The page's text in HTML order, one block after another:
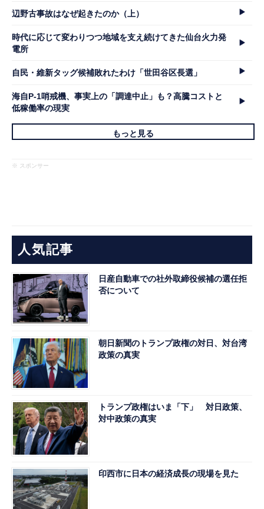
辺野古事故はなぜ起きたのか（上）
時代に応じて変わりつつ地域を支え続けてきた仙台火力発
電所
自民・維新タッグ候補敗れたわけ「世田谷区長選」
海自P-1哨戒機、事実上の「調達中止」も？高騰コストと
低稼働率の現実
もっと見る
※ スポンサー
人気記事
日産自動車での社外取締役候補の選任拒
否について
朝日新聞のトランプ政権の対日、対台湾
政策の真実
トランプ政権はいま「下」 対日政策、
対中政策の真実
印西市に日本の経済成長の現場を見た